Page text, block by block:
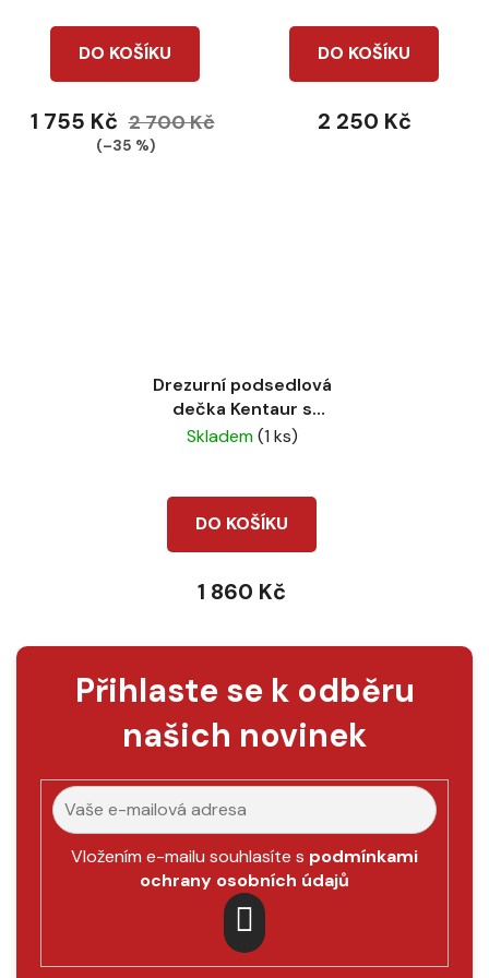
DO KOŠÍKU
1 755 Kč 2 700 Kč
(–35 %)
DO KOŠÍKU
2 250 Kč
Drezurní podsedlová
dečka Kentaur s
gelem, protiskluzová
Skladem(1 ks)
DO KOŠÍKU
1 860 Kč
Přihlaste se k odběru
našich novinek
Vložením e-mailu souhlasíte s podmínkami
ochrany osobních údajů
PŘIHLÁSIT